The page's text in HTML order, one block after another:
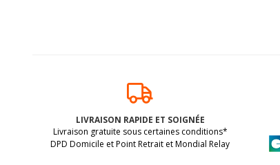
LIVRAISON RAPIDE ET SOIGNÉE
Livraison gratuite sous certaines conditions*
DPD Domicile et Point Retrait et Mondial Relay